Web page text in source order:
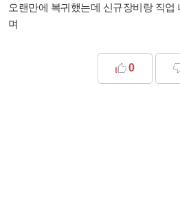
오랜만에 복귀했는데 신규장비랑 직업
며
0